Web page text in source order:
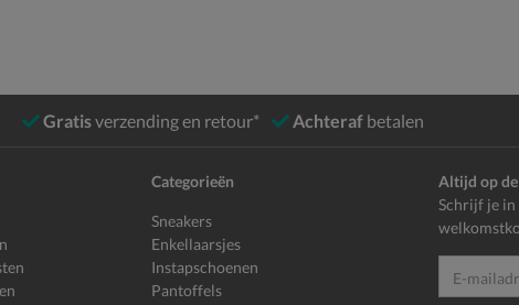
Gratisverzending en retour* Achteraf betalen
Categorieën
Sneakers
Enkellaarsjes
Instapschoenen
Pantoffels
Altijd op
Schrijf je in
E-mailadres